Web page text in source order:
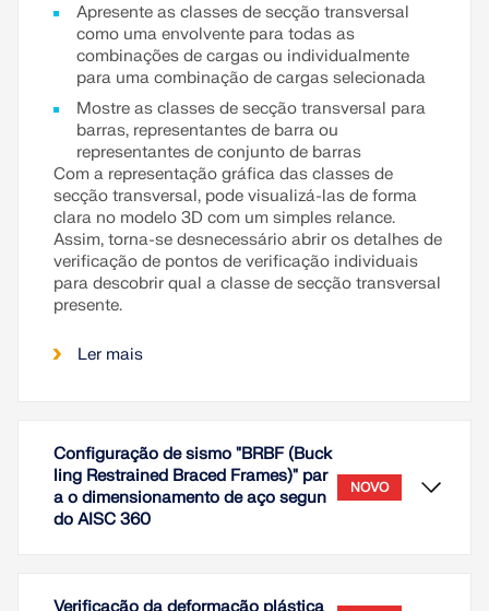
Apresente as classes de secção transversal
como uma envolvente para todas as
combinações de cargas ou individualmente
para uma combinação de cargas selecionada
Mostre as classes de secção transversal para
barras, representantes de barra ou
representantes de conjunto de barras
Com a representação gráfica das classes de
secção transversal, pode visualizá-las de forma
clara no modelo 3D com um simples relance.
Assim, torna-se desnecessário abrir os detalhes de
verificação de pontos de verificação individuais
para descobrir qual a classe de secção transversal
presente.
Ler mais
Configuração de sismo "BRBF (Buck
ling Restrained Braced Frames)" par
a o dimensionamento de aço segun
do AISC 360
NOVO
Verificação da deformação plástica